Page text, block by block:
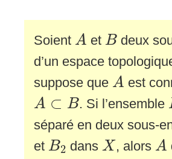
Soient A
A et B
B deux
d’un espace
suppose que A
A est
A ⊂ B
A ⊂B . Si l’ensemble
séparé en deux sous-
et B2
B2 dansX
X , alors A
A